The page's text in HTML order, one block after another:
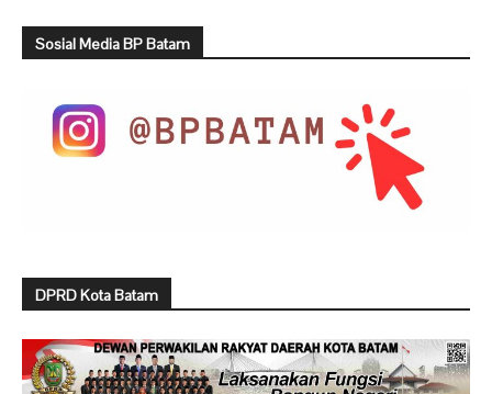
Sosial Media BP Batam
DPRD Kota Batam